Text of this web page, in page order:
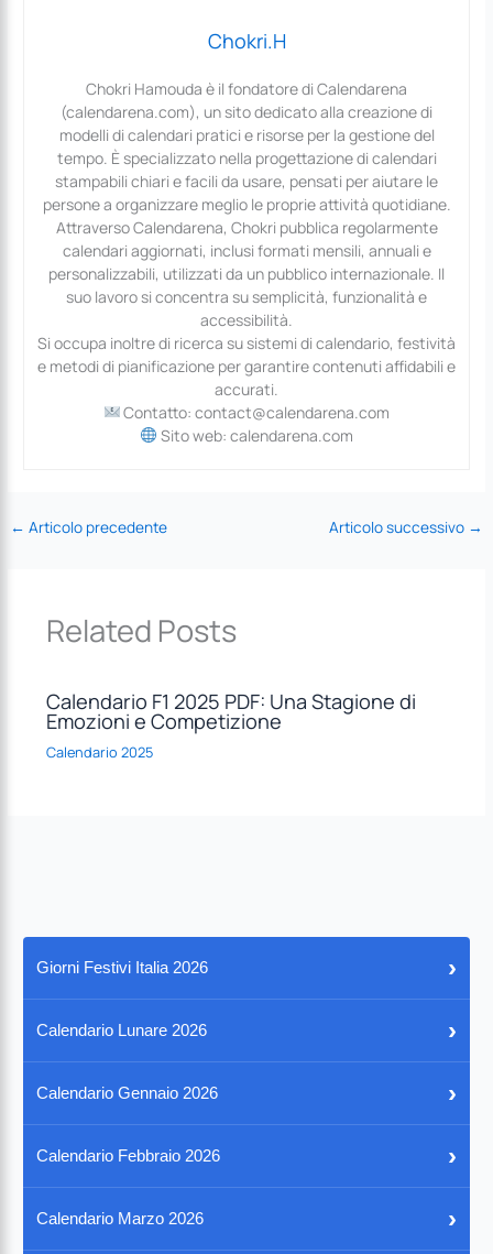
Chokri.H
Chokri Hamouda è il fondatore di Calendarena
(calendarena.com), un sito dedicato alla creazione di
modelli di calendari pratici e risorse per la gestione del
tempo. È specializzato nella progettazione di calendari
stampabili chiari e facili da usare, pensati per aiutare le
persone a organizzare meglio le proprie attività quotidiane.
Attraverso Calendarena, Chokri pubblica regolarmente
calendari aggiornati, inclusi formati mensili, annuali e
personalizzabili, utilizzati da un pubblico internazionale. Il
suo lavoro si concentra su semplicità, funzionalità e
accessibilità.
Si occupa inoltre di ricerca su sistemi di calendario, festività
e metodi di pianificazione per garantire contenuti affidabili e
accurati.
Contatto: contact@calendarena.com
Sito web: calendarena.com
← Articolo precedente Articolo successivo →
Related Posts
Calendario F1 2025 PDF: Una Stagione di
Emozioni e Competizione
Calendario 2025
Giorni Festivi Italia 2026 ›
Calendario Lunare 2026 ›
Calendario Gennaio 2026 ›
Calendario Febbraio 2026 ›
Calendario Marzo 2026 ›